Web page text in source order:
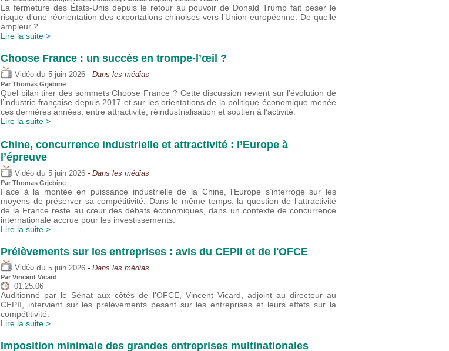
La fermeture des États-Unis depuis le retour au pouvoir de Donald Trump fait peser le
risque d’une réorientation des exportations chinoises vers l’Union européenne. De quelle
ampleur ?
Lire la suite >
Choose France : un succès en trompe-l’œil ?
Vidéo du 5 juin 2026 - Dans les médias
Par Thomas Grjebine
Quel bilan tirer des sommets Choose France ? Cette discussion revient sur l’évolution de
l’industrie française depuis 2017 et sur les orientations de la politique économique menée
ces dernières années, entre attractivité, réindustrialisation et soutien à l’activité.
Lire la suite >
Chine, concurrence industrielle et attractivité : l’Europe à
l’épreuve
Vidéo du 5 juin 2026 - Dans les médias
Par Thomas Grjebine
Face à la montée en puissance industrielle de la Chine, l’Europe s’interroge sur les
moyens de préserver sa compétitivité. Dans le même temps, la question de l’attractivité
de la France reste au cœur des débats économiques, dans un contexte de concurrence
internationale accrue pour les investissements.
Lire la suite >
Prélèvements sur les entreprises : avis du CEPII et de l'OFCE
Vidéo du 5 juin 2026 - Dans les médias
Par Vincent Vicard
01:25:06
Auditionné par le Sénat aux côtés de l’OFCE, Vincent Vicard, adjoint au directeur au
CEPII, intervient sur les prélèvements pesant sur les entreprises et leurs effets sur la
compétitivité.
Lire la suite >
Imposition minimale des grandes entreprises multinationales